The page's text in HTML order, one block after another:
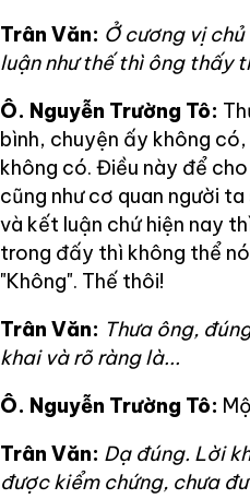
Trân Văn: Ở cương vị
luận như thế thì ông thấy
Ô. Nguyễn Trường Tô:
bình, chuyện ấy không
không có. Điều này để
cũng như cơ quan người
và kết luận chứ hiện nay
trong đấy thì không thể
"Không". Thế thôi!
Trân Văn: Thưa ông,
khai và rõ ràng là...
Ô. Nguyễn Trường Tô:
Trân Văn: Dạ đúng. Lời
được kiểm chứng, chưa